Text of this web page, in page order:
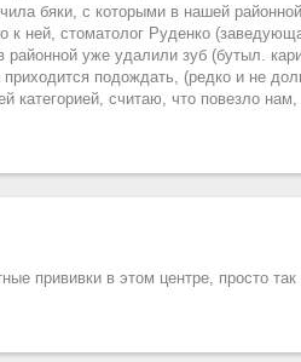
бяки, с которыми в нашей
к ней, стоматолог Руденко
районной уже удалили зуб (бутыл.
приходится подождать, (редко и не
категорией, считаю, что повезло
прививки в этом центре, просто